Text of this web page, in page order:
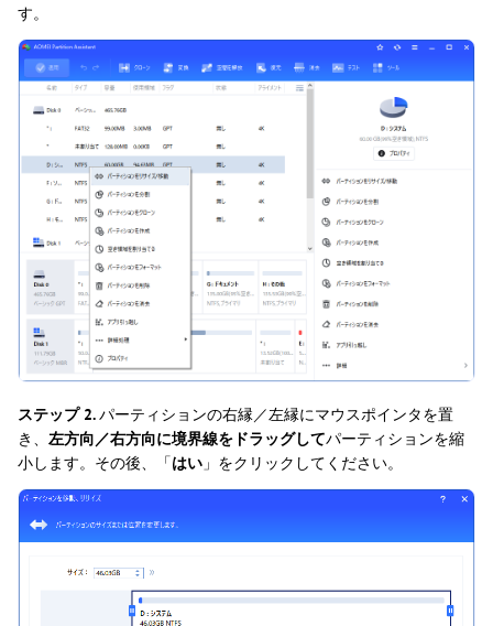
す。
ステップ 2.パーティションの右縁／左縁にマウスポインタを置
き、 左方向／右方向に境界線をドラッグしてパーティションを縮
小します。その後、「はい 」をクリックしてください。